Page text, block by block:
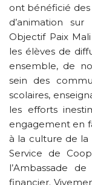
ont bénéficié des
d’animation
Objectif Paix
les élèves de
ensemble, de
sein des
scolaires,
les efforts
engagement en
à la culture de la
Service de
l’Ambassade
financier.